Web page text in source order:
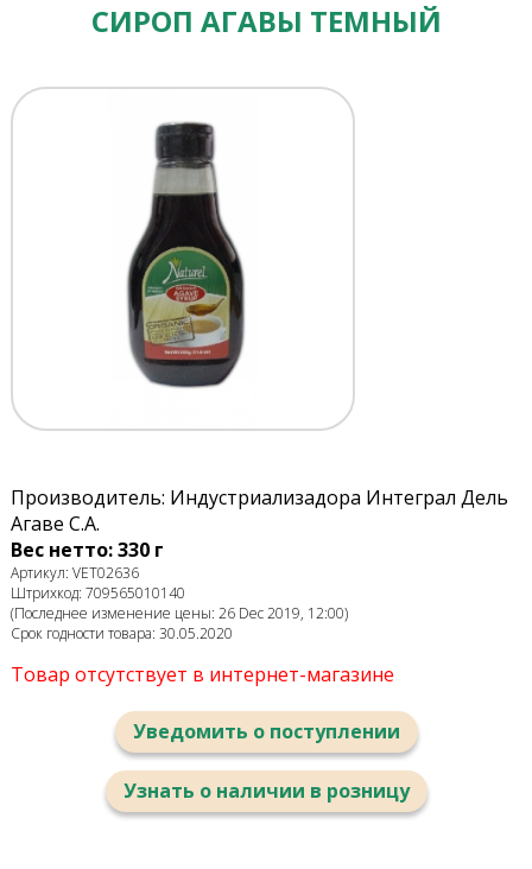
СИРОП АГАВЫ ТЕМНЫЙ
Производитель: Индустриализадора Интеграл Дель
Агаве С.А.
Вес нетто: 330 г
Артикул: VET02636
Штрихкод: 709565010140
(Последнее изменение цены: 26 Dec 2019, 12:00)
Срок годности товара: 30.05.2020
Товар отсутствует в интернет-магазине
Уведомить о поступлении
Узнать о наличии в розницу